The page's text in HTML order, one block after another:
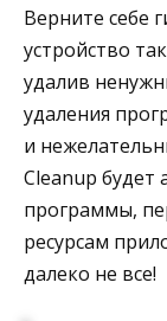
Верните себе
устройство
удалив
удаления
и
Cleanup будет
программы,
ресурсам
далеко не все!